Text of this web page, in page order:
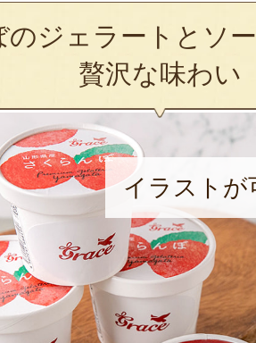
のジェラートとソ
贅沢な味わい
イラストが